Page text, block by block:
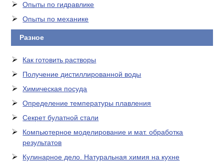
Опыты по гидравлике
Опыты по механике
Разное
Как готовить растворы
Получение дистиллированной воды
Химическая посуда
Определение температуры плавления
Секрет булатной стали
Компьютерное моделирование и мат. обработка
результатов
Кулинарное дело. Натуральная химия на кухне